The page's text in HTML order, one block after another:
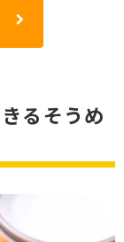
るそうめ